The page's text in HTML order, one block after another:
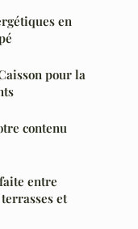
en
pour la
contenu
entre
et